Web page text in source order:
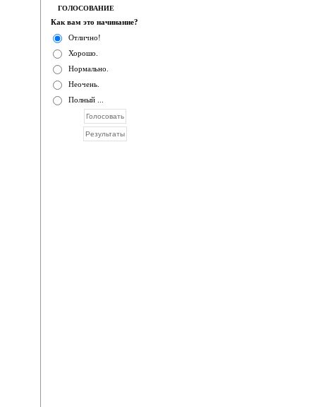
ГОЛОСОВАНИЕ
Как вам это начинание?
Отлично!
Хорошо.
Нормально.
Неочень.
Полный ...